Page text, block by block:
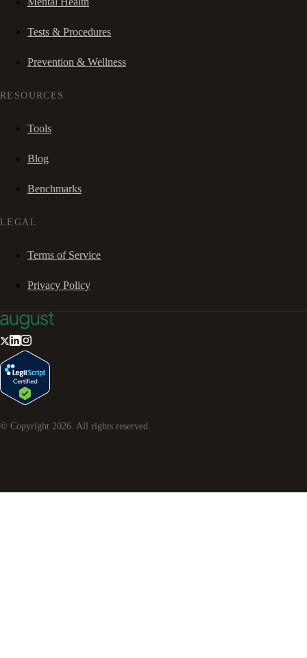
Tests & Procedures
Prevention & Wellness
RESOURCES
Tools
Blog
Benchmarks
LEGAL
Terms of Service
Privacy Policy
© Copyright 2026 . All rights reserved.